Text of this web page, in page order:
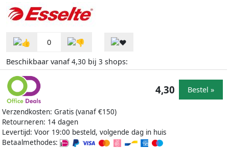
0
Beschikbaar vanaf4,30 bij 3 shops:
Verzendkosten: Gratis (vanaf €150)
Retourneren: 14 dagen
Levertijd: Voor 19:00 besteld, volgende dag in huis
Betaalmethodes:
4,30 Bestel »